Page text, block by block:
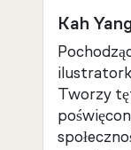
Kah
Tworzy